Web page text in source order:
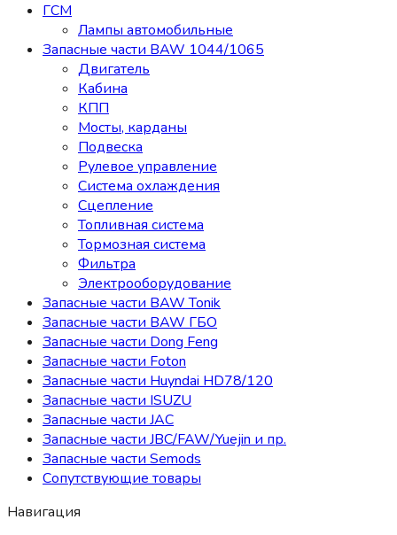
ГСМ
Лампы автомобильные
Запасные части BAW 1044/1065
Двигатель
Кабина
КПП
Мосты, карданы
Подвеска
Рулевое управление
Система охлаждения
Сцепление
Топливная система
Тормозная система
Фильтра
Электрооборудование
Запасные части BAW Tonik
Запасные части BAW ГБО
Запасные части Dong Feng
Запасные части Foton
Запасные части Huyndai HD78/120
Запасные части ISUZU
Запасные части JAC
Запасные части JBC/FAW/Yuejin и пр.
Запасные части Semods
Сопутствующие товары
Навигация